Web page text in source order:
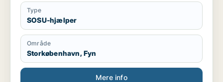
Type
SOSU-hjælper
Område
Storkøbenhavn, Fyn
Mere info